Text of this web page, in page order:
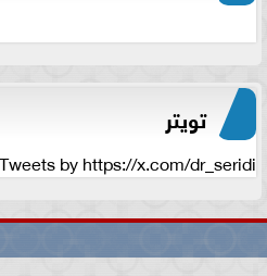
تويتر
Tweets by https://x.com/dr_seridi